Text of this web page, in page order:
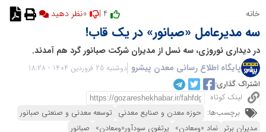
خانه نظر دهید
سه مدیرعامل «صبانور» در یک قاب!
در دیداری نوروزی، سه نسل از مدیران شرکت صبانور گرد هم آمدند.
پایگاه اطلاع رسانی معدن پیشرو دوشنبه 25 فروردین 1404 - 18:28
اشتراک گذاری:
لینک کوتاه
برچسب‌ها: حوزه معدن و صنایع معدنی توسعه معدنی و صنعتی صبانور
مدیران برتر نماد «ومعادن» پرتفوی سودآور«ومعادن» صبانور